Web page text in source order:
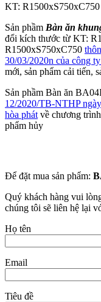
KT: R1500xS750xC750
Sản phầm Bàn ăn
đổi kích thước từ KT:
R1500xS750xC750
30/03/2020n của công
mới, sản phẩm cải tiến,
Sản phầm Bàn ăn
12/2020/TB-NTHP
hòa phát về chương
phẩm hủy
Để đặt mua sản phẩm:
Quý khách hàng vui
chúng tôi sẽ liên hệ lại
Họ tên
Email
Tiêu đề